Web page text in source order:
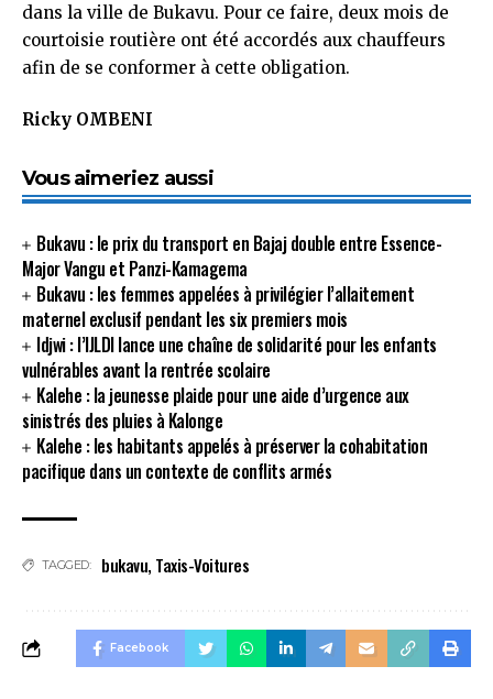
dans la ville de Bukavu. Pour ce faire, deux mois de
courtoisie routière ont été accordés aux chauffeurs
afin de se conformer à cette obligation.
Ricky OMBENI
Vous aimeriez aussi
Bukavu : le prix du transport en Bajaj double entre Essence-
Major Vangu et Panzi-Kamagema
Bukavu : les femmes appelées à privilégier l’allaitement
maternel exclusif pendant les six premiers mois
Idjwi : l’IJLDI lance une chaîne de solidarité pour les enfants
vulnérables avant la rentrée scolaire
Kalehe : la jeunesse plaide pour une aide d’urgence aux
sinistrés des pluies à Kalonge
Kalehe : les habitants appelés à préserver la cohabitation
pacifique dans un contexte de conflits armés
TAGGED: bukavu, Taxis-Voitures
Facebook